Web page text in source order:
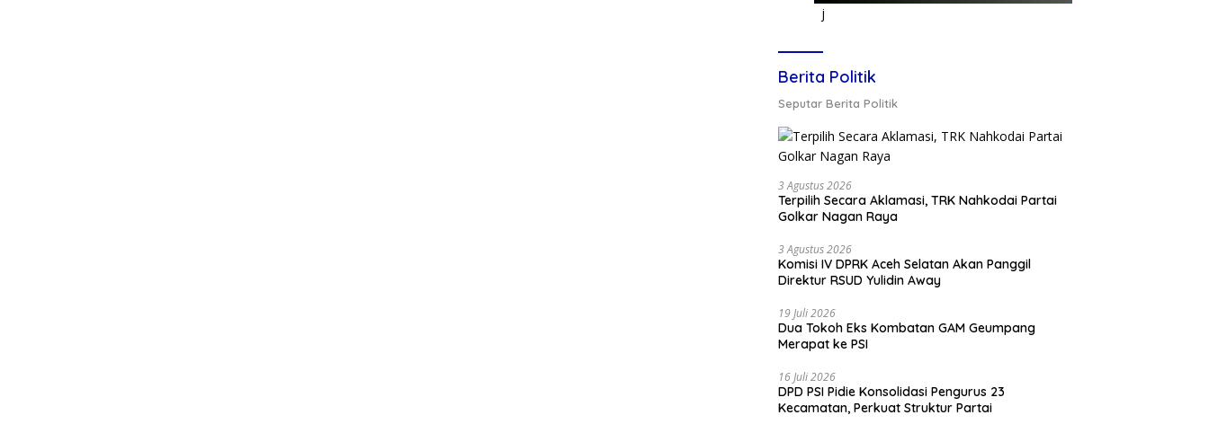
j
Berita Politik
Seputar Berita Politik
3 Agustus 2026
Terpilih Secara Aklamasi, TRK Nahkodai Partai
Golkar Nagan Raya
3 Agustus 2026
Komisi IV DPRK Aceh Selatan Akan Panggil
Direktur RSUD Yulidin Away
19 Juli 2026
Dua Tokoh Eks Kombatan GAM Geumpang
Merapat ke PSI
16 Juli 2026
DPD PSI Pidie Konsolidasi Pengurus 23
Kecamatan, Perkuat Struktur Partai